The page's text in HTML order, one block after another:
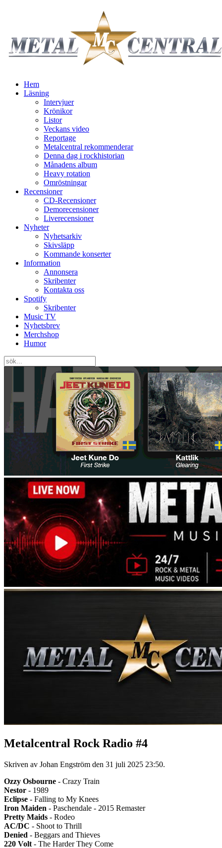
Hem
Läsning
Intervjuer
Krönikor
Listor
Veckans video
Reportage
Metalcentral rekommenderar
Denna dag i rockhistorian
Månadens album
Heavy rotation
Omröstningar
Recensioner
CD-Recensioner
Demorecensioner
Liverecensioner
Nyheter
Nyhetsarkiv
Skivsläpp
Kommande konserter
Information
Annonsera
Skribenter
Kontakta oss
Spotify
Skribenter
Music TV
Nyhetsbrev
Merchshop
Humor
Metalcentral Rock Radio #4
Skriven av Johan Engström den 31 juli 2025 23:50.
Ozzy Osbourne - Crazy Train
Nestor - 1989
Eclipse - Falling to My Knees
Iron Maiden - Paschendale - 2015 Remaster
Pretty Maids - Rodeo
AC/DC - Shoot to Thrill
Denied - Beggars and Thieves
220 Volt - The Harder They Come